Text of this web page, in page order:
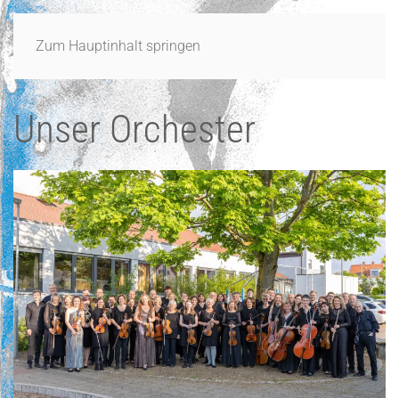
Zum Hauptinhalt springen
Unser Orchester